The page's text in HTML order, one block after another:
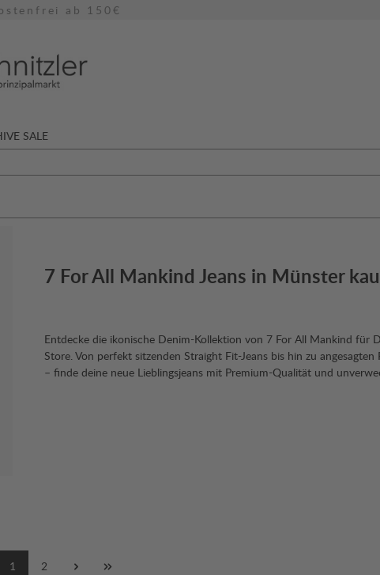
ab 150€
SALE
7 For All Mankind Jeans in Münster
Entdecke die ikonische Denim-Kollektion von 7 For All Mankind für
Store. Von perfekt sitzenden Straight Fit-Jeans bis hin zu
– finde deine neue Lieblingsjeans mit Premium-Qualität und
1 2